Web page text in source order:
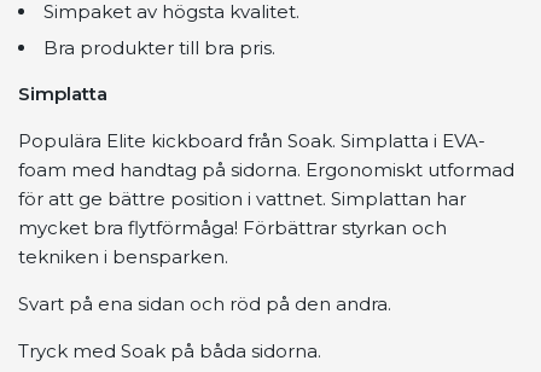
Simpaket av högsta kvalitet.
Bra produkter till bra pris.
Simplatta
Populära Elite kickboard från Soak. Simplatta i EVA-
foam med handtag på sidorna. Ergonomiskt utformad
för att ge bättre position i vattnet. Simplattan har
mycket bra flytförmåga! Förbättrar styrkan och
tekniken i bensparken.
Svart på ena sidan och röd på den andra.
Tryck med Soak på båda sidorna.